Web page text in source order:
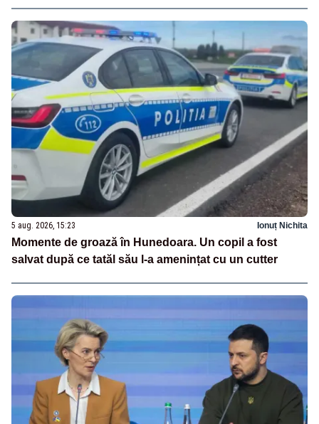
5 aug. 2026, 15:23 Ionuț Nichita
Momente de groază în Hunedoara. Un copil a fost
salvat după ce tatăl său l-a amenințat cu un cutter